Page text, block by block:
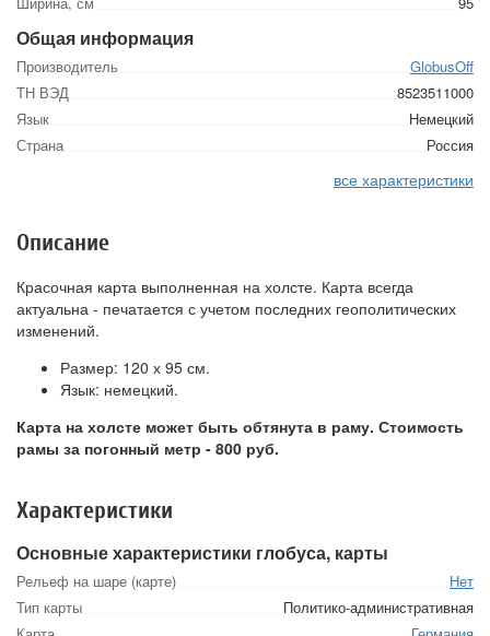
Общая информация
Производитель
GlobusOff
ТН ВЭД
8523511000
Язык
Немецкий
Страна
Россия
все характеристики
Описание
Красочная карта выполненная на холсте. Карта всегда
актуальна - печатается с учетом последних геополитических
изменений.
Размер: 120 х 95 см.
Язык: немецкий.
Карта на холсте может быть обтянута в раму. Стоимость
рамы за погонный метр - 800 руб.
Характеристики
Основные характеристики глобуса, карты
Рельеф на шаре (карте)
Нет
Тип карты
Политико-административная